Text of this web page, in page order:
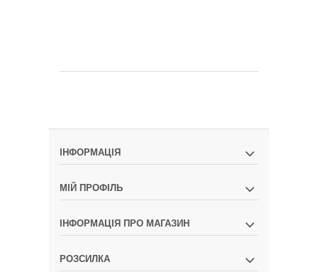
ІНФОРМАЦІЯ
МІЙ ПРОФІЛЬ
ІНФОРМАЦІЯ ПРО МАГАЗИН
РОЗСИЛКА